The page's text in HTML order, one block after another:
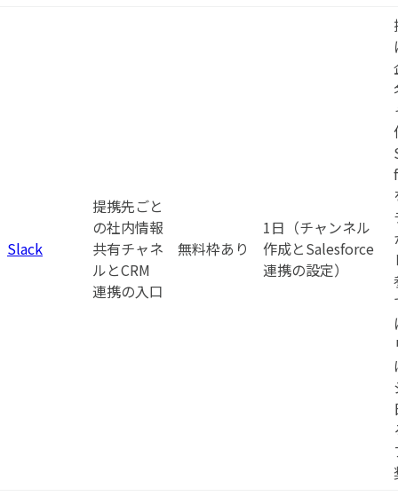
Slack
提携先ごと
の社内情報
共有チャネ
ルとCRM
連携の入口
無料枠あり
1日（チャンネル
作成とSalesforce
連携の設定）